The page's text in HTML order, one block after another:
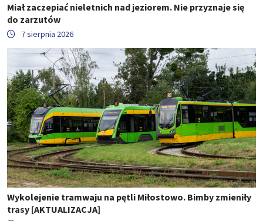
Miał zaczepiać nieletnich nad jeziorem. Nie przyznaje się
do zarzutów
7 sierpnia 2026
Wykolejenie tramwaju na pętli Miłostowo. Bimby zmieniły
trasy [AKTUALIZACJA]